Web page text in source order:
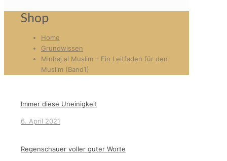
Shop
Home
Grundwissen
Minhaj al Muslim – Ein Leitfaden für den
Muslim (Band1)
Immer diese Uneinigkeit
6. April 2021
Regenschauer voller guter Worte